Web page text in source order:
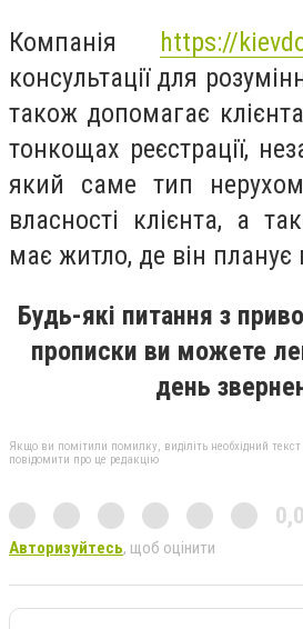
Компанія
https://
консультації для
також допомагає
тонкощах реєстрації,
який саме тип
власності клієнта, а
має житло, де він планує
Будь-які питання з
прописки ви можете
день
Якщо ви помітили помилку, виділіть необхідний
повідомити про це редакцію
0,0
Авторизуйтесь, щоб оцінити